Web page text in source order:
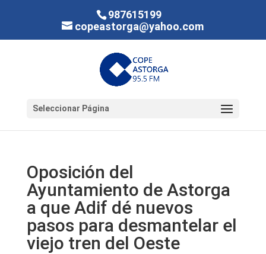
987615199
copeastorga@yahoo.com
Seleccionar Página
Oposición del
Ayuntamiento de Astorga
a que Adif dé nuevos
pasos para desmantelar el
viejo tren del Oeste